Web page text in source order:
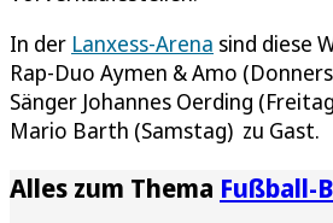
In der Lanxess-Arena sind diese
Rap-Duo Aymen & Amo
Sänger Johannes Oerding
Mario Barth (Samstag) zu Gast.
Alles zum Thema Fußball-